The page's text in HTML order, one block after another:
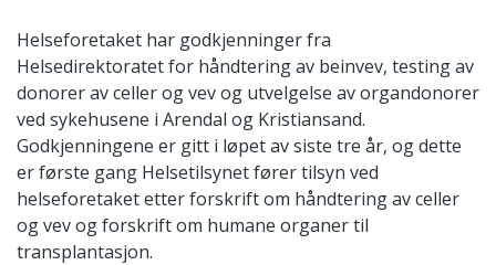
Helseforetaket har godkjenninger fra
Helsedirektoratet for håndtering av beinvev, testing av
donorer av celler og vev og utvelgelse av organdonorer
ved sykehusene i Arendal og Kristiansand.
Godkjenningene er gitt i løpet av siste tre år, og dette
er første gang Helsetilsynet fører tilsyn ved
helseforetaket etter forskrift om håndtering av celler
og vev og forskrift om humane organer til
transplantasjon.